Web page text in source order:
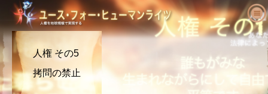
ユース･フォー･ヒューマンライツにつ
いて
ユース･フォー･ヒューマンライツとは?
私たちの目的
人権とは何でしょう?
人権の定義
教育者へ
人権 その5
拷問の禁止